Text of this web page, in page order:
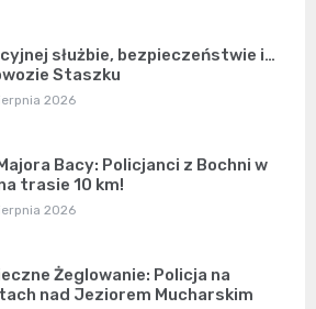
służbie, bezpieczeństwie i…
Staszku
2026
Bacy: Policjanci z Bochni w
trasie 10 km!
2026
Żeglowanie: Policja na
nad Jeziorem Mucharskim